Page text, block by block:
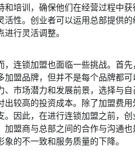
和培训，确保他们在经营过程中
活性。创业者可以运用总部提供
进行灵活调整。
，连锁加盟也面临一些挑战。首
加盟品牌，但并不是每个品牌都
、市场潜力和发展前景，选择与
出较高的投资成本。除了加盟费
。因此，在进行连锁加盟之前，
加盟商与总部之间的合作与沟通
象的不一致和服务质量的下降。